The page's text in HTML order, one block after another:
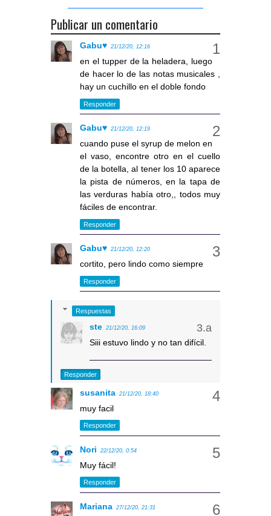
Publicar un comentario
Gabu♥ 21/12/20, 12:16
en el tupper de la heladera, luego
de hacer lo de las notas musicales ,
hay un cuchillo en el doble fondo
Responder
Gabu♥ 21/12/20, 12:19
cuando puse el syrup de melon en
el vaso, encontre otro en el cuello
de la botella, al tener los 10 aparece
la pista de números, en la tapa de
las verduras había otro,, todos muy
fáciles de encontrar.
Responder
Gabu♥ 21/12/20, 12:20
cortito, pero lindo como siempre
Responder
Respuestas
ste 21/12/20, 16:09
Siii estuvo lindo y no tan difícil.
Responder
susanita 21/12/20, 18:40
muy facil
Responder
Nori 22/12/20, 0:54
Muy fácil!
Responder
Mariana 27/12/20, 21:31